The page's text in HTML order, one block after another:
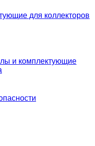
для коллекторов
и комплектующие